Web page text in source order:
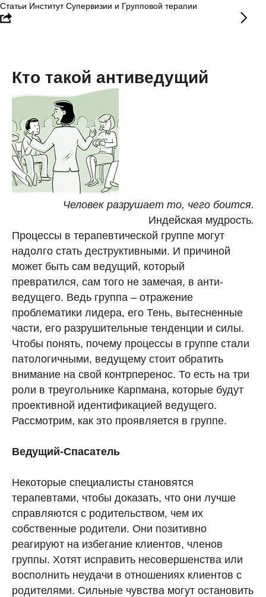
Статьи Институт Супервизии и Групповой терапии
Кто такой антиведущий
Человек разрушает то, чего боится.
Индейская мудрость.
Процессы в терапевтической группе могут
надолго стать деструктивными. И причиной
может быть сам ведущий, который
превратился, сам того не замечая, в анти-
ведущего. Ведь группа – отражение
проблематики лидера, его Тень, вытесненные
части, его разрушительные тенденции и силы.
Чтобы понять, почему процессы в группе стали
патологичными, ведущему стоит обратить
внимание на свой контрперенос. То есть на три
роли в треугольнике Карпмана, которые будут
проективной идентификацией ведущего.
Рассмотрим, как это проявляется в группе.
Ведущий-Спасатель
Некоторые специалисты становятся
терапевтами, чтобы доказать, что они лучше
справляются с родительством, чем их
собственные родители. Они позитивно
реагируют на избегание клиентов, членов
группы. Хотят исправить несовершенства или
восполнить неудачи в отношениях клиентов с
родителями. Сильные чувства могут остановить